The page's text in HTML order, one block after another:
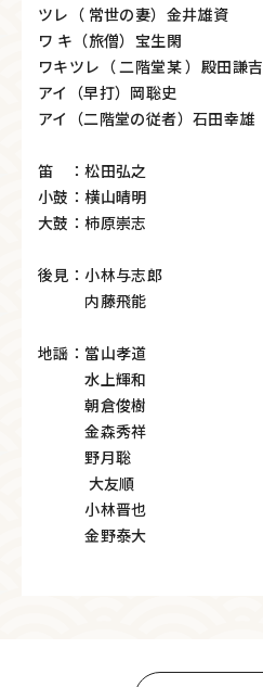
ツレ（ 常世の妻）金井雄資
ワ キ（旅僧）宝生閑
ワキツレ（ 二階堂某 ）殿田謙吉
アイ（早打）岡聡史
アイ（二階堂の従者）石田幸雄
笛 ：松田弘之
小鼓：横山晴明
大鼓：柿原崇志
後見：小林与志郎
内藤飛能
地謡：當山孝道
水上輝和
朝倉俊樹
金森秀祥
野月聡
大友順
小林晋也
金野泰大